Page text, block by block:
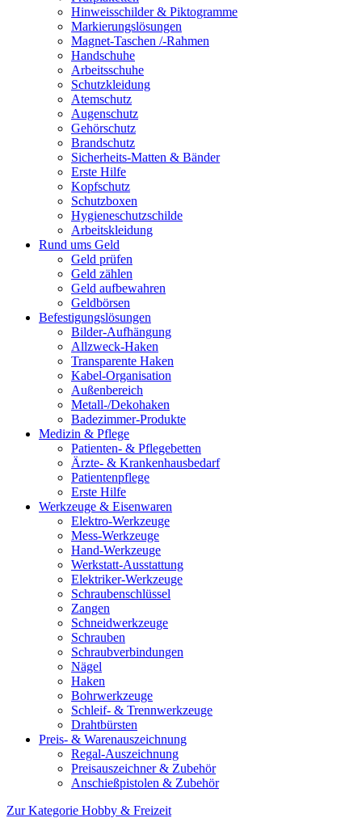
Hinweisschilder & Piktogramme
Markierungslösungen
Magnet-Taschen /-Rahmen
Handschuhe
Arbeitsschuhe
Schutzkleidung
Atemschutz
Augenschutz
Gehörschutz
Brandschutz
Sicherheits-Matten & Bänder
Erste Hilfe
Kopfschutz
Schutzboxen
Hygieneschutzschilde
Arbeitskleidung
Rund ums Geld
Geld prüfen
Geld zählen
Geld aufbewahren
Geldbörsen
Befestigungslösungen
Bilder-Aufhängung
Allzweck-Haken
Transparente Haken
Kabel-Organisation
Außenbereich
Metall-/Dekohaken
Badezimmer-Produkte
Medizin & Pflege
Patienten- & Pflegebetten
Ärzte- & Krankenhausbedarf
Patientenpflege
Erste Hilfe
Werkzeuge & Eisenwaren
Elektro-Werkzeuge
Mess-Werkzeuge
Hand-Werkzeuge
Werkstatt-Ausstattung
Elektriker-Werkzeuge
Schraubenschlüssel
Zangen
Schneidwerkzeuge
Schrauben
Schraubverbindungen
Nägel
Haken
Bohrwerkzeuge
Schleif- & Trennwerkzeuge
Drahtbürsten
Preis- & Warenauszeichnung
Regal-Auszeichnung
Preisauszeichner & Zubehör
Anschießpistolen & Zubehör
Zur Kategorie Hobby & Freizeit